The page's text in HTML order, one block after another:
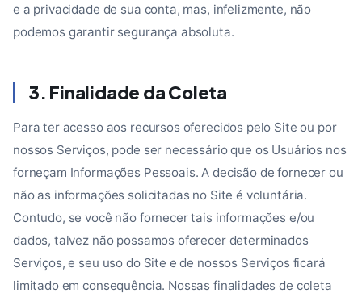
e a privacidade de sua conta, mas, infelizmente, não
podemos garantir segurança absoluta.
3. Finalidade da Coleta
Para ter acesso aos recursos oferecidos pelo Site ou por
nossos Serviços, pode ser necessário que os Usuários nos
forneçam Informações Pessoais. A decisão de fornecer ou
não as informações solicitadas no Site é voluntária.
Contudo, se você não fornecer tais informações e/ou
dados, talvez não possamos oferecer determinados
Serviços, e seu uso do Site e de nossos Serviços ficará
limitado em consequência. Nossas finalidades de coleta